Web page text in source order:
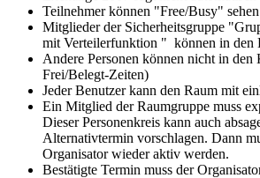
Teilnehmer können "Free/Busy"
Mitglieder der Sicherheitsgruppe
mit Verteilerfunktion " können in den
Andere Personen können nicht in den
Frei/Belegt-Zeiten)
Jeder Benutzer kann den Raum mit
Ein Mitglied der Raumgruppe muss
Dieser Personenkreis kann auch
Alternativtermin vorschlagen. Dann
Organisator wieder aktiv werden.
Bestätigte Termin muss der